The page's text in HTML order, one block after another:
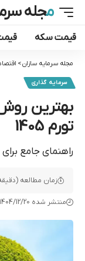
مجله
قیمت سکه
مجله سرمایه سازان>
سرمایه گذاری
بهترین
تورم 1405
راهنمای جامع
منتشر شده 1404/12/20
زمان مطالعه